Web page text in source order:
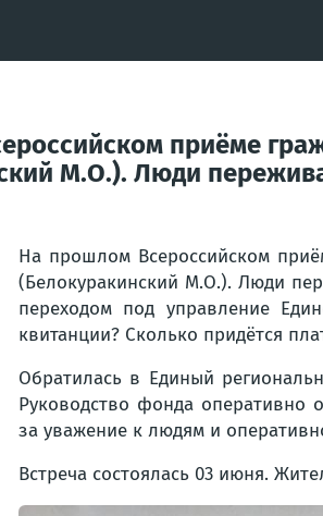
приёме
М.О.). Люди
На прошлом Всероссийском
(Белокуракинский М.О.). Люди
переходом под управление
квитанции? Сколько придётся
Обратилась в Единый
Руководство фонда оперативно
за уважение к людям и
Встреча состоялась 03 июня.